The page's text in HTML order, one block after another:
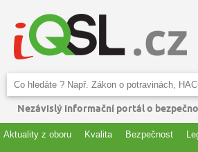
Nezávislý informační portál o
Aktuality z oboru Kvalita Bezpečnost